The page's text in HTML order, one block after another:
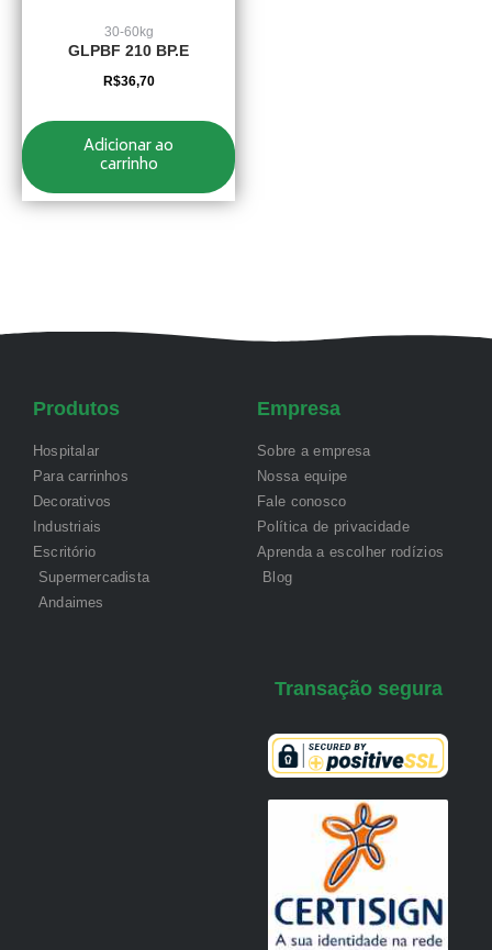
30-60kg
GLPBF 210 BP.E
R$36,70
Adicionar ao
carrinho
Produtos
Hospitalar
Para carrinhos
Decorativos
Industriais
Escritório
Supermercadista
Andaimes
Empresa
Sobre a empresa
Nossa equipe
Fale conosco
Política de privacidade
Aprenda a escolher rodízios
Blog
Transação segura